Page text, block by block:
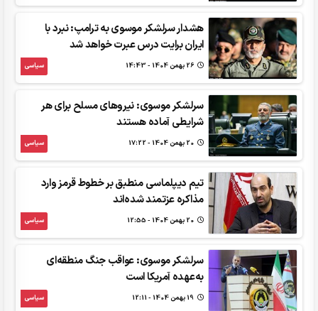
هشدار سرلشکر موسوی به ترامپ: نبرد با
ایران برایت درس عبرت خواهد شد
سیاسی
سرلشکر موسوی: نیروهای مسلح برای هر
شرایطی آماده هستند
سیاسی
تیم دیپلماسی منطبق بر خطوط قرمز وارد
مذاکره عزتمند شده‌اند
سیاسی
سرلشکر موسوی: عواقب جنگ منطقه‌ای
به‌عهده آمریکا است
سیاسی